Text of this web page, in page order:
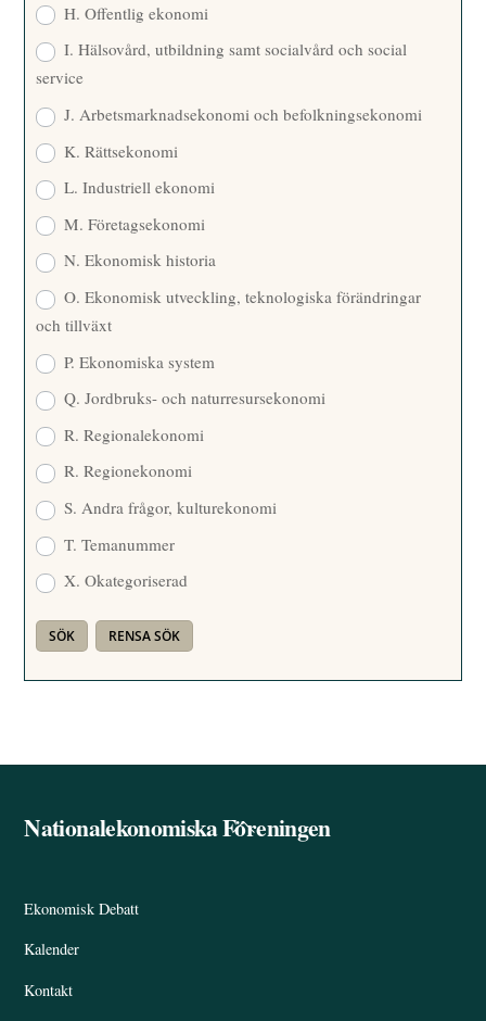
H. Offentlig ekonomi
I. Hälsovård, utbildning samt socialvård och social
service
J. Arbetsmarknadsekonomi och befolkningsekonomi
K. Rättsekonomi
L. Industriell ekonomi
M. Företagsekonomi
N. Ekonomisk historia
O. Ekonomisk utveckling, teknologiska förändringar
och tillväxt
P. Ekonomiska system
Q. Jordbruks- och naturresursekonomi
R. Regionalekonomi
R. Regionekonomi
S. Andra frågor, kulturekonomi
T. Temanummer
X. Okategoriserad
Back
Nationalekonomiska Föreningen
Ekonomisk Debatt
Kalender
Kontakt